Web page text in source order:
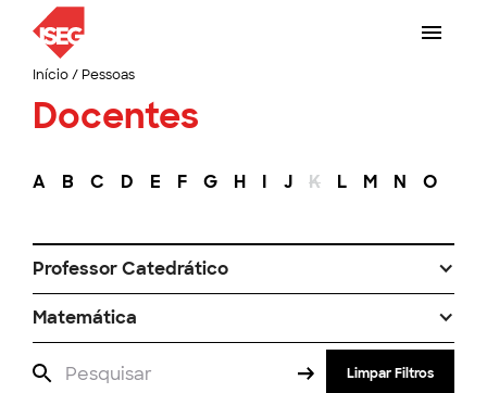
Início/ Pessoas
Docentes
A B C D E F G H I J K L M N O
Professor Catedrático
Matemática
Limpar Filtros